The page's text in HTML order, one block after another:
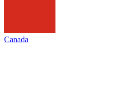
Canada